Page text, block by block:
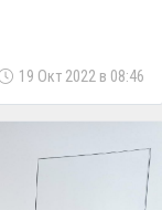
19 Окт 2022 в 08:46